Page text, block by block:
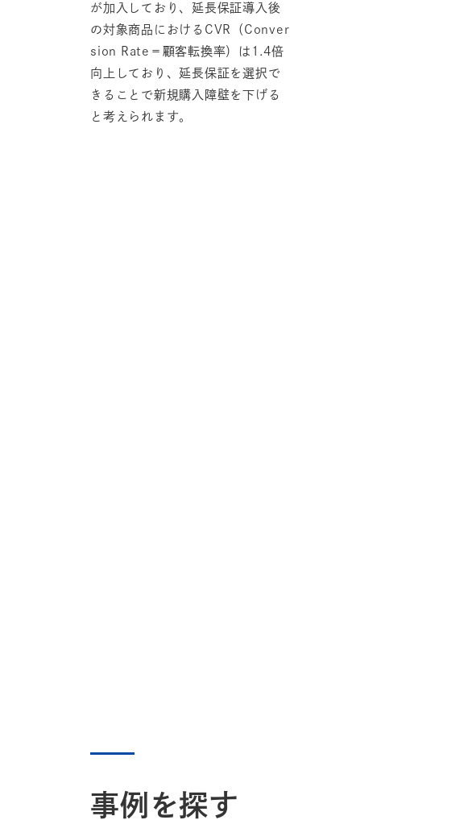
が加入しており、延長保証導入後
の対象商品におけるCVR（Conver
sion Rate＝顧客転換率）は1.4倍
向上しており、延長保証を選択で
きることで新規購入障壁を下げる
と考えられます。
事例を探す